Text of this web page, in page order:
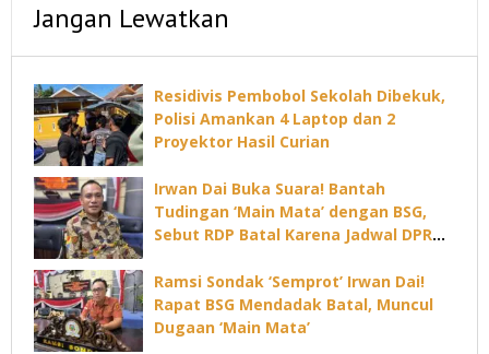
Jangan Lewatkan
Residivis Pembobol Sekolah Dibekuk,
Polisi Amankan 4 Laptop dan 2
Proyektor Hasil Curian
Irwan Dai Buka Suara! Bantah
Tudingan ‘Main Mata’ dengan BSG,
Sebut RDP Batal Karena Jadwal DPRD
Ramsi Sondak ‘Semprot’ Irwan Dai!
Rapat BSG Mendadak Batal, Muncul
Dugaan ‘Main Mata’